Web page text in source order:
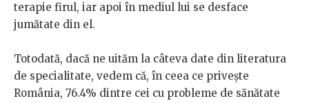
terapie firul, iar apoi în mediul lui se desface
jumătate din el.
Totodată, dacă ne uităm la câteva date din literatura
de specialitate, vedem că, în ceea ce privește
România, 76.4% dintre cei cu probleme de sănătate